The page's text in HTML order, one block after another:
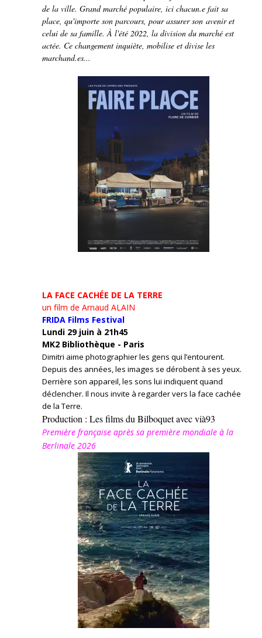
de la ville. Grand marché populaire, ici chacun.e fait sa
place, qu'importe son parcours, pour assurer son avenir et
celui de sa famille. À l'été 2022, la division du marché est
actée. Ce changement inquiète, mobilise et divise les
marchand.es...
LA FACE CACHÉE DE LA TERRE
un film de Arnaud ALAIN
FRIDA Films Festival
Lundi 29 juin à 21h45
MK2 Bibliothèque - Paris
Dimitri aime photographier les gens qui l’entourent.
Depuis des années, les images se dérobent à ses yeux.
Derrière son appareil, les sons lui indiquent quand
déclencher. Il nous invite à regarder vers la face cachée
de la Terre.
Production : Les films du Bilboquet avec vià93
Première française après sa première mondiale à la
Berlinale 2026